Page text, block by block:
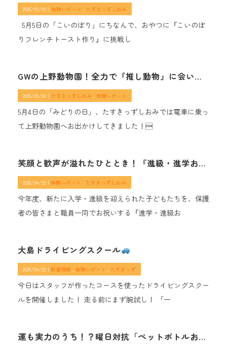
2026/05/05｜ 体験レポート たすきっずしおみ
5月5日の「こいのぼり」にちなんで、おやつに『こいのぼ
りフレンチトースト作り』に挑戦し
GWの上野動物園！全力で『推し動物』に会いに行ったら、奇跡が起きた件
2026/05/04｜ たすきっずしおみ 体験レポート
5月4日の「みどりの日」、たすきっずしおみでは電車に乗っ
て上野動物園へお出かけしてきました！
笑顔と歓声が溢れたひととき！『進級・進学おめでとうの会』を開催しました！
2026/04/29｜ 体験レポート たすきっずしおみ
今年度、新たに入学・進級を迎えられた子どもたちを、保護
者の皆さまと職員一同でお祝いする『進学・進級お
大島ドライビングスクール
2026/04/22｜ 新着情報 体験レポート たすきっず
今日はスタッフが作ったコースを使ったドライビングスクー
ルを開催しました！ 走る前にまず腕試し！ 「一
運も実力のうち！？曜日対抗「ペットボトルおみくじ倒し」……勝負の行方は！？